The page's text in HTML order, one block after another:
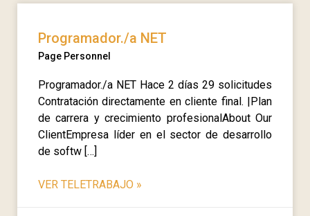
Programador./a NET
Page Personnel
Programador./a NET Hace 2 días 29 solicitudes
Contratación directamente en cliente final. |Plan
de carrera y crecimiento profesionalAbout Our
ClientEmpresa líder en el sector de desarrollo
de softw […]
VER TELETRABAJO »